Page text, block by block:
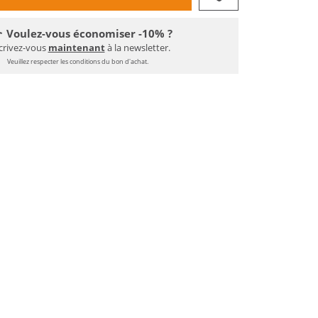
Voulez-vous économiser -10% ?
vous maintenantà la newsletter.
Veuillez respecter les conditions du bon d'achat.